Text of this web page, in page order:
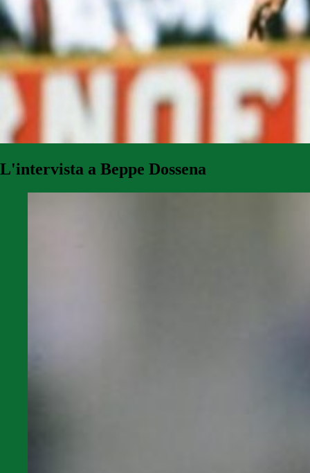
L'intervista a Beppe Dossena